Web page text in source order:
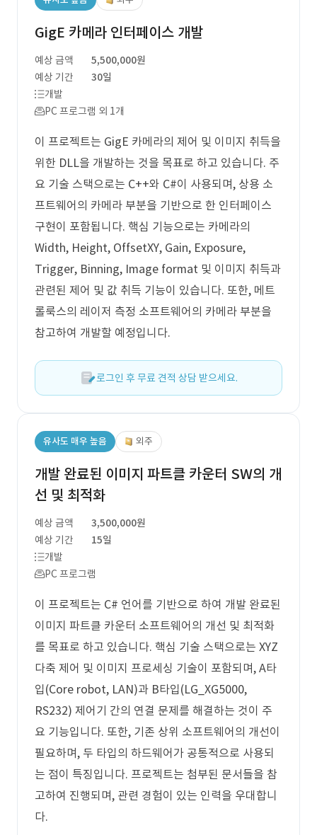
GigE 카메라 인터페이스 개발
예상 금액
5,500,000원
예상 기간
30일
개발
PC 프로그램 외 1개
이 프로젝트는 GigE 카메라의 제어 및 이미지 취득을
위한 DLL을 개발하는 것을 목표로 하고 있습니다. 주
요 기술 스택으로는 C++와 C#이 사용되며, 상용 소
프트웨어의 카메라 부분을 기반으로 한 인터페이스
구현이 포함됩니다. 핵심 기능으로는 카메라의
Width, Height, OffsetXY, Gain, Exposure,
Trigger, Binning, Image format 및 이미지 취득과
관련된 제어 및 값 취득 기능이 있습니다. 또한, 메트
롤룩스의 레이저 측정 소프트웨어의 카메라 부분을
참고하여 개발할 예정입니다.
로그인 후 무료 견적 상담 받으세요.
유사도 매우 높음 외주
개발 완료된 이미지 파트클 카운터 SW의 개
선 및 최적화
예상 금액
3,500,000원
예상 기간
15일
개발
PC 프로그램
이 프로젝트는 C# 언어를 기반으로 하여 개발 완료된
이미지 파트클 카운터 소프트웨어의 개선 및 최적화
를 목표로 하고 있습니다. 핵심 기술 스택으로는 XYZ
다축 제어 및 이미지 프로세싱 기술이 포함되며, A타
입(Core robot, LAN)과 B타입(LG_XG5000,
RS232) 제어기 간의 연결 문제를 해결하는 것이 주
요 기능입니다. 또한, 기존 상위 소프트웨어의 개선이
필요하며, 두 타입의 하드웨어가 공통적으로 사용되
는 점이 특징입니다. 프로젝트는 첨부된 문서들을 참
고하여 진행되며, 관련 경험이 있는 인력을 우대합니
다.